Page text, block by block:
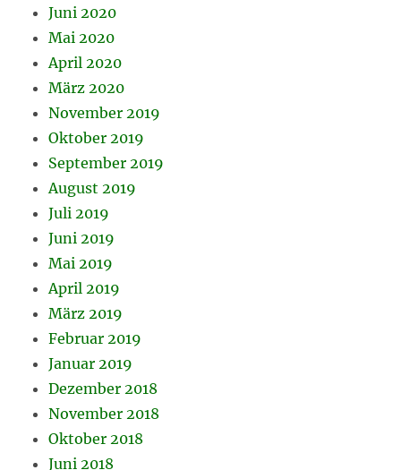
Juni 2020
Mai 2020
April 2020
März 2020
November 2019
Oktober 2019
September 2019
August 2019
Juli 2019
Juni 2019
Mai 2019
April 2019
März 2019
Februar 2019
Januar 2019
Dezember 2018
November 2018
Oktober 2018
Juni 2018